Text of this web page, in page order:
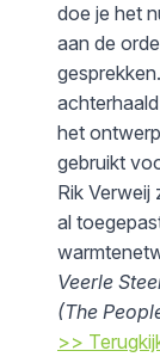
doe je het
aan de
het
gebruikt
Rik Verweij
al
Veerle
(The
>>